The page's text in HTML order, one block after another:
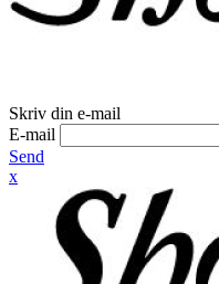
Skriv din e-mail
E-mail
Send
x